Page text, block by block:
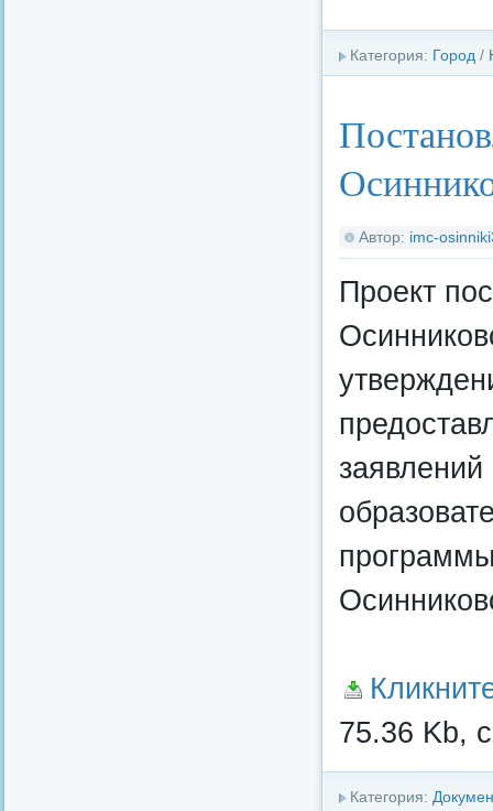
Категория: Город /
Автор: imc-
Проект
75.36 Kb,
Категория: